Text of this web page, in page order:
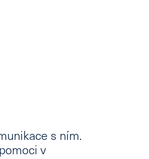
s ním.
v